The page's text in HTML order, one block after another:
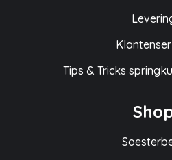
Tips & Tricks